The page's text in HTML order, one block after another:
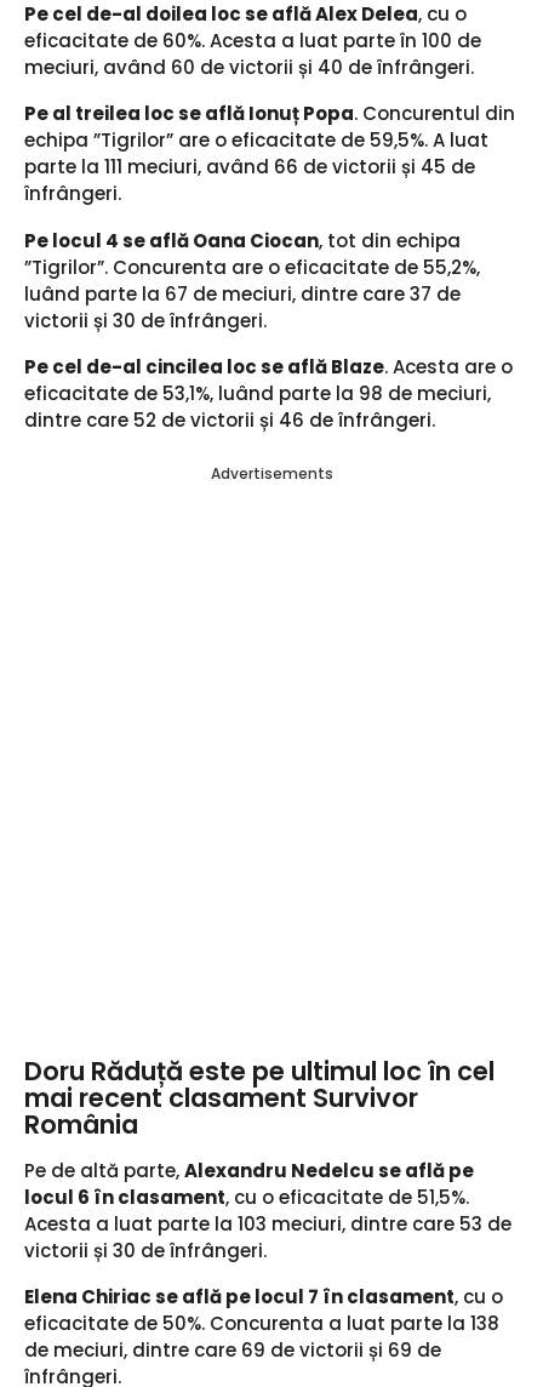
Pe cel de-al doilea loc se află Alex Delea, cu o
eficacitate de 60%. Acesta a luat parte în 100 de
meciuri, având 60 de victorii și 40 de înfrângeri.
Pe al treilea loc se află Ionuț Popa. Concurentul din
echipa ”Tigrilor” are o eficacitate de 59,5%. A luat
parte la 111 meciuri, având 66 de victorii și 45 de
înfrângeri.
Pe locul 4 se află Oana Ciocan, tot din echipa
”Tigrilor”. Concurenta are o eficacitate de 55,2%,
luând parte la 67 de meciuri, dintre care 37 de
victorii și 30 de înfrângeri.
Pe cel de-al cincilea loc se află Blaze. Acesta are o
eficacitate de 53,1%, luând parte la 98 de meciuri,
dintre care 52 de victorii și 46 de înfrângeri.
Advertisements
Doru Răduță este pe ultimul loc în cel
mai recent clasament Survivor
România
Pe de altă parte,Alexandru Nedelcu se află pe
locul 6 în clasament, cu o eficacitate de 51,5%.
Acesta a luat parte la 103 meciuri, dintre care 53 de
victorii și 30 de înfrângeri.
Elena Chiriac se află pe locul 7 în clasament, cu o
eficacitate de 50%. Concurenta a luat parte la 138
de meciuri, dintre care 69 de victorii și 69 de
înfrângeri.